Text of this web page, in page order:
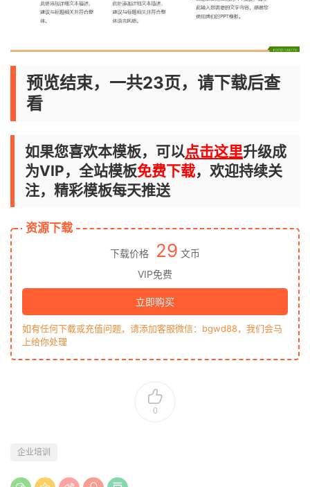
预览结束，一共23页，请下载后查
看
如果您喜欢本模板，可以点击这里升级成
为VIP，全站模板免费下载，欢迎持续关
注，精彩模板每天推送
资源下载
下载价格 29 文币
VIP免费
立即购买
如有任何下载或充值问题，请添加客服微信：bgwd88，我们会马
上给你处理
0
企业培训